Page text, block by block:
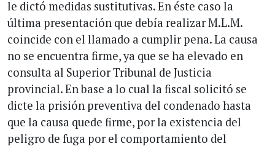
le dictó medidas sustitutivas. En éste caso la
última presentación que debía realizar M.L.M.
coincide con el llamado a cumplir pena. La causa
no se encuentra firme, ya que se ha elevado en
consulta al Superior Tribunal de Justicia
provincial. En base a lo cual la fiscal solicitó se
dicte la prisión preventiva del condenado hasta
que la causa quede firme, por la existencia del
peligro de fuga por el comportamiento del